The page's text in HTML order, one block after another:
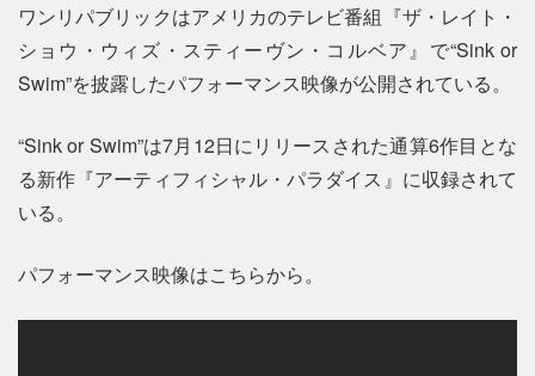
ワンリパブリックはアメリカのテレビ番組『ザ・レイト・
ショウ・ウィズ・スティーヴン・コルベア』で“Sink or
Swim”を披露したパフォーマンス映像が公開されている。
“Sink or Swim”は7月12日にリリースされた通算6作目とな
る新作『アーティフィシャル・パラダイス』に収録されて
いる。
パフォーマンス映像はこちらから。